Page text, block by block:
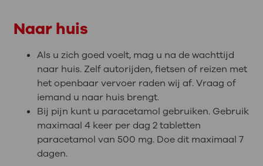
Naar huis
Als u zich goed voelt, mag u na de wachttijd
naar huis. Zelf autorijden, fietsen of reizen met
het openbaar vervoer raden wij af. Vraag of
iemand u naar huis brengt.
Bij pijn kunt u paracetamol gebruiken. Gebruik
maximaal 4 keer per dag 2 tabletten
paracetamol van 500 mg. Doe dit maximaal 7
dagen.